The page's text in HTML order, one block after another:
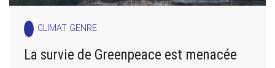
CLIMAT GENRE
La survie de Greenpeace est menacée